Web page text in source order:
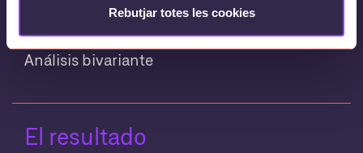
Rebutjar totes les cookies
Regresión logística
Análisis bivariante
El resultado